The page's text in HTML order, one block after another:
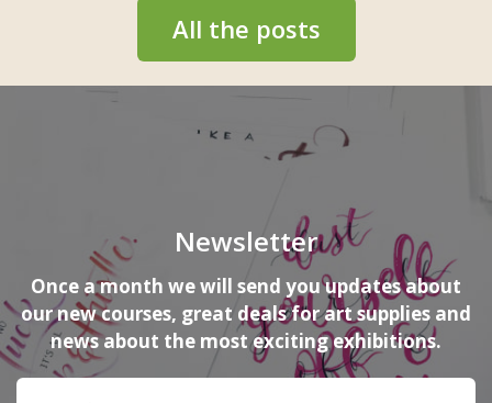
All the posts
Newsletter
Once a month we will send you updates about
our new courses, great deals for art supplies and
news about the most exciting exhibitions.